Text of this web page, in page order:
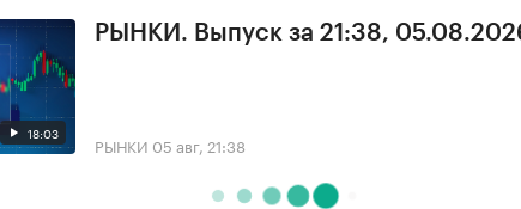
18:03
РЫНКИ. Выпуск за 21:38,
РЫНКИ 05 авг, 21:38